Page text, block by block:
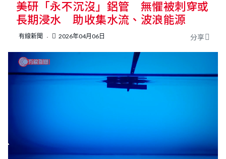
按輸入鍵開始搜尋
美研「永不沉沒」鋁管 無懼被刺穿或
長期浸水 助收集水流、波浪能源
有線新聞 2026年04月06日 分享